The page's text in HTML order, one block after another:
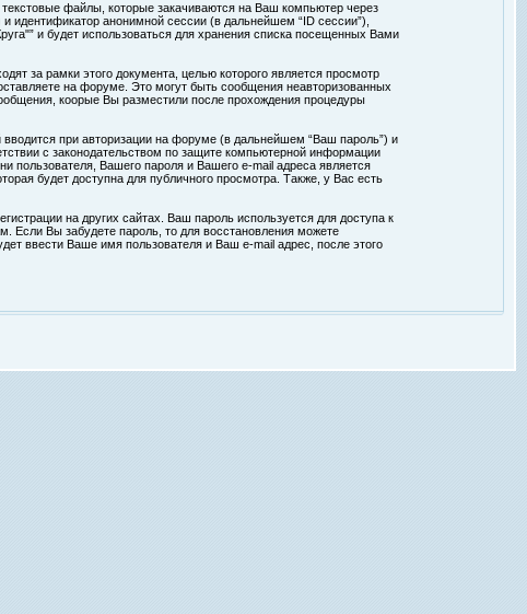
файлы, которые закачиваются на Ваш компьютер через
идентификатор анонимной сессии (в дальнейшем “ID сессии”),
и будет использоваться для хранения списка посещенных Вами
за рамки этого документа, целью которого является просмотр
на форуме. Это могут быть сообщения неавторизованных
коорые Вы разместили после прохождения процедуры
при авторизации на форуме (в дальнейшем “Ваш пароль”) и
с законодательством по защите компьютерной информации
пользователя, Вашего пароля и Вашего e-mail адреса является
будет доступна для публичного просмотра. Также, у Вас есть
на других сайтах. Ваш пароль используется для доступа к
Если Вы забудете пароль, то для восстановления можете
ввести Ваше имя пользователя и Ваш e-mail адрес, после этого